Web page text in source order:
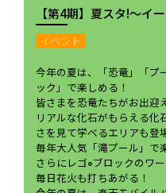
【第4期】夏スタ!～イ
イベント
今年の夏は、「恐竜」「プ
ック」で楽しめる！
皆さまを恐竜たちがお出迎え
リアルな化石がもらえる化
さを見て学べるエリアも登場
毎年大人気「滝プール」で
さらにレゴ®ブロックのワ
毎日花火も打ちあがる！